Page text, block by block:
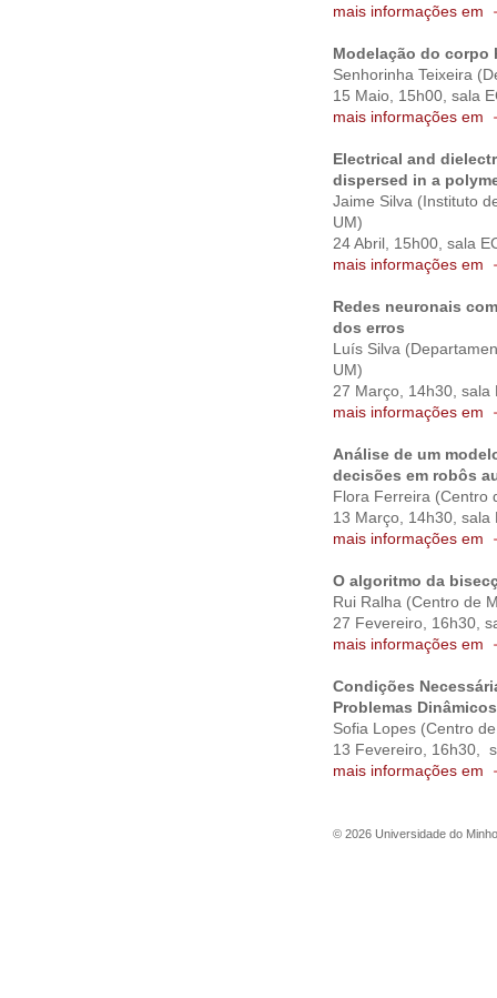
mais informações em
Modelação do
Senhorinha Teixeira
15 Maio, 15h00, sala
mais informações em
Electrical and
dispersed in a
Jaime Silva (Instituto
UM)
24 Abril, 15h00, sala
mais informações em
Redes neuronais
dos erros
Luís Silva
UM)
27 Março, 14h30, sala
mais informações em
Análise de um
decisões em robôs
Flora Ferreira (Centro
13 Março, 14h30, sala
mais informações em
O algoritmo da
Rui Ralha (Centro de
27 Fevereiro, 16h30,
mais informações em
Condições
Problemas Dinâmicos
Sofia Lopes (Centro
13 Fevereiro, 16h30,
mais informações em
© 2026 Universidade do Minho